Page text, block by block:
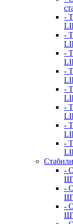
-
-
-
-
-
-
-
-
-
-
-